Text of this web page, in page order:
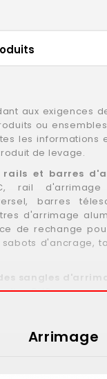
Arrimage
aux exigences
ou
les
de levage.
rails et barres
rail
barres
d'arrimage
de rechange
d'ancrage,
sangles
PVC
de véhicules